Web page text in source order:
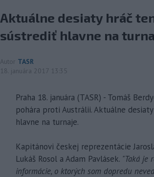
Aktuálne desiaty hráč
sústrediť hlavne na
Autor TASR
18. januára 2017 13:35
Praha 18. januára (TASR) - Tomáš
pohára proti Austrálii. Aktuálne
hlavne na turnaje.
Kapitánovi českej reprezentácie
Lukáš Rosol a Adam Pavlásek. "Taká je
informácie, o ktorých som dopredu